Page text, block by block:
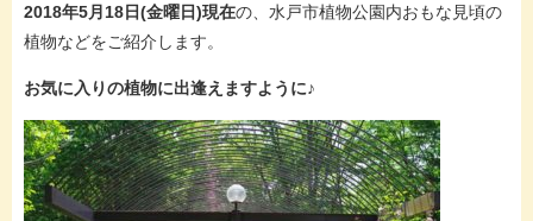
2018年5月18日(金曜日)現在の、水戸市植物公園内おもな見頃の
植物などをご紹介します。
お気に入りの植物に出逢えますように♪